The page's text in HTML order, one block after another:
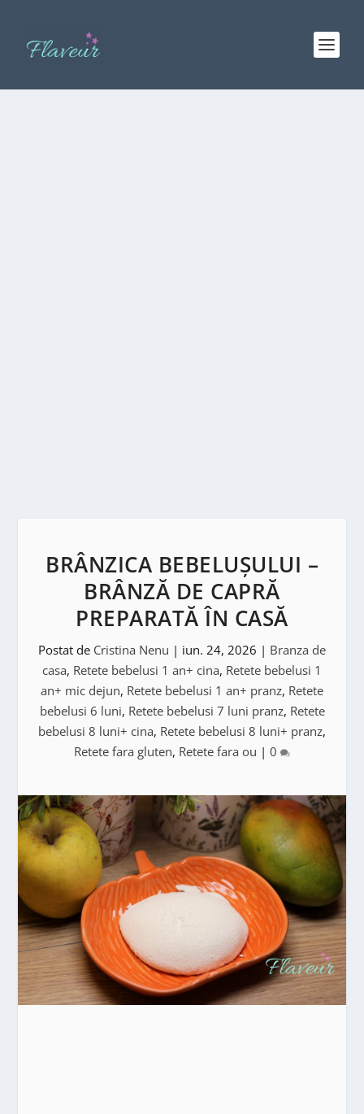
BRÂNZICA BEBELUȘULUI –
BRÂNZĂ DE CAPRĂ
PREPARATĂ ÎN CASĂ
Postat de Cristina Nenu | iun. 24, 2026 | Branza de
casa, Retete bebelusi 1 an+ cina, Retete bebelusi 1
an+ mic dejun, Retete bebelusi 1 an+ pranz, Retete
bebelusi 6 luni, Retete bebelusi 7 luni pranz, Retete
bebelusi 8 luni+ cina, Retete bebelusi 8 luni+ pranz,
Retete fara gluten, Retete fara ou | 0